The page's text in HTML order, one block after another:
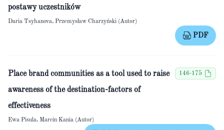
postawy uczestników
Daria Tsyhanova, Przemysław Charzyński (Autor)
PDF
Place brand communities as a tool used to raise
awareness of the destination-factors of
effectiveness
146-175
Ewa Pisula, Marcin Kania (Autor)